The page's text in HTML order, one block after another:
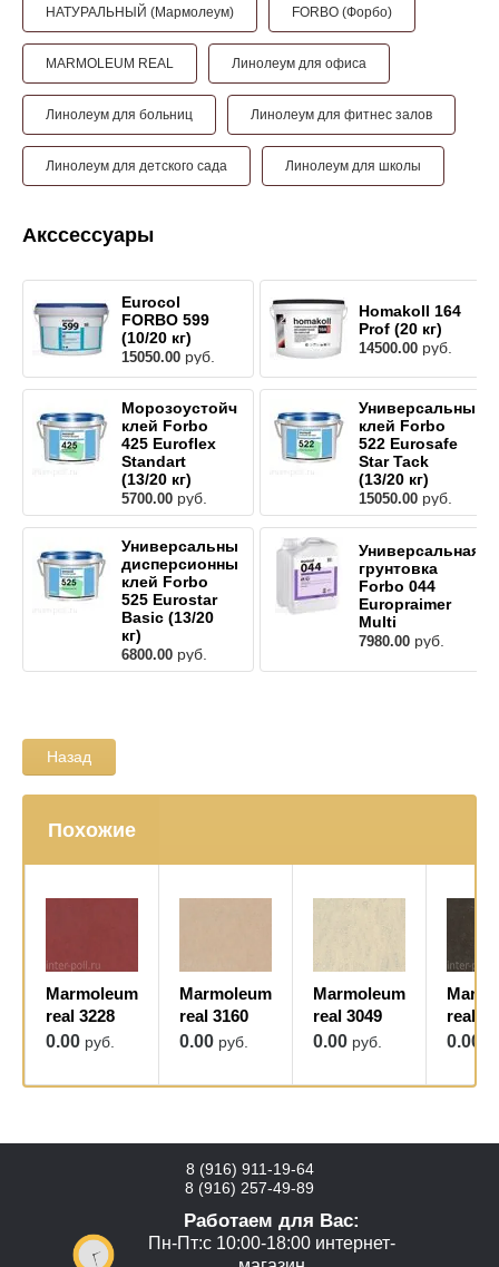
НАТУРАЛЬНЫЙ (Мармолеум) FORBO (Форбо)
MARMOLEUM REAL Линолеум для офиса
Линолеум для больниц Линолеум для фитнес залов
Линолеум для детского сада Линолеум для школы
Акссессуары
Eurocol
FORBO 599
(10/20 кг)
15050.00 руб.
Homakoll 164
Prof (20 кг)
14500.00 руб.
Морозоустойчивый
клей Forbo
425 Euroflex
Standart
(13/20 кг)
5700.00 руб.
Универсальный
клей Forbo
522 Eurosafe
Star Tack
(13/20 кг)
15050.00 руб.
Универсальный
дисперсионный
клей Forbo
525 Eurostar
Basic (13/20
кг)
6800.00 руб.
Универсальная
грунтовка
Forbo 044
Europraimer
Multi
7980.00 руб.
Назад
Похожие
Marmoleum
real 3228
0.00 руб.
Marmoleum
real 3160
0.00 руб.
Marmoleum
real 3049
0.00 руб.
real
0.00
8 (916) 911-19-64
8 (916) 257-49-89
Работаем для Вас:
Пн-Пт:с 10:00-18:00 интернет-